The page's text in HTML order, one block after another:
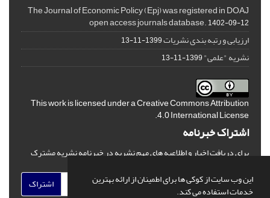
این وب سایت از کوکی ها برای اطمینان از ارائه بهترین
خدمات استفاده می کند.
The Journal of Economic Policy (Epj) was registered in DOAJ
open access journals database.1402-09-12
ارزیابی و رتبه بندی نشریات1399-11-13
نشریه "علمی"1399-11-13
This work is licensed under aCreative Commons Attribution
4.0 International License
.
اشتراک خبرنامه
برای دریافت اخبار و اطلاعیه های مهم نشریه در خبرنامه نشریه مشترک
اشتراک